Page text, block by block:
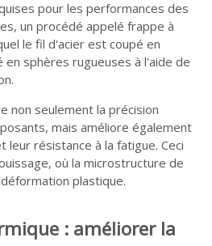
pour les performances des
un procédé appelé frappe à
le fil d'acier est coupé en
sphères rugueuses à l'aide de
non seulement la précision
mais améliore également
résistance à la fatigue. Ceci
où la microstructure de
plastique.
: améliorer la